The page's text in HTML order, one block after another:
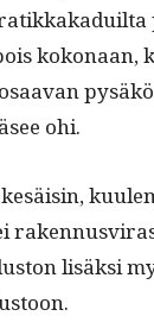
kokon­aan,
ohi.
lisäk­si